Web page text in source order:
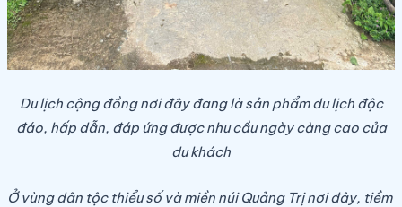
Du lịch cộng đồng nơi đây đang là sản phẩm du lịch độc
đáo, hấp dẫn, đáp ứng được nhu cầu ngày càng cao của
du khách
Ở vùng dân tộc thiểu số và miền núi Quảng Trị nơi đây, tiềm